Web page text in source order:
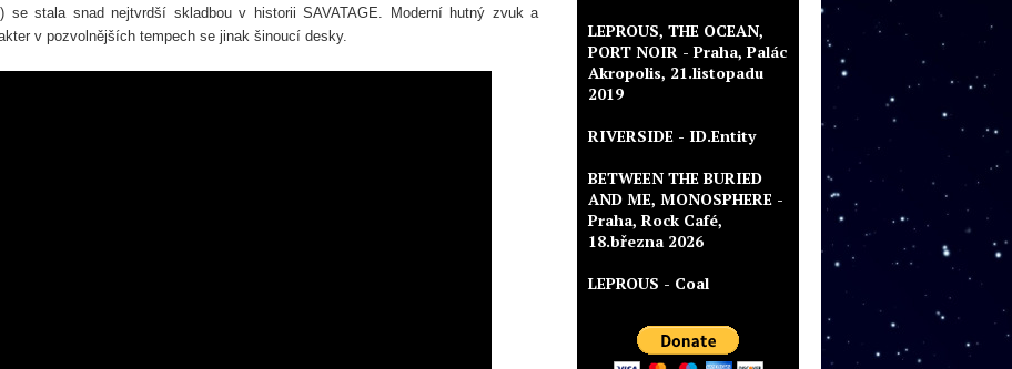
) se stala snad nejtvrdší skladbou v historii SAVATAGE. Moderní hutný zvuk a
v pozvolnějších tempech se jinak šinoucí desky.
LEPROUS, THE OCEAN,
PORT NOIR - Praha, Palác
Akropolis, 21.listopadu
2019
RIVERSIDE - ID.Entity
BETWEEN THE BURIED
AND ME, MONOSPHERE -
Praha, Rock Café,
18.března 2026
LEPROUS - Coal